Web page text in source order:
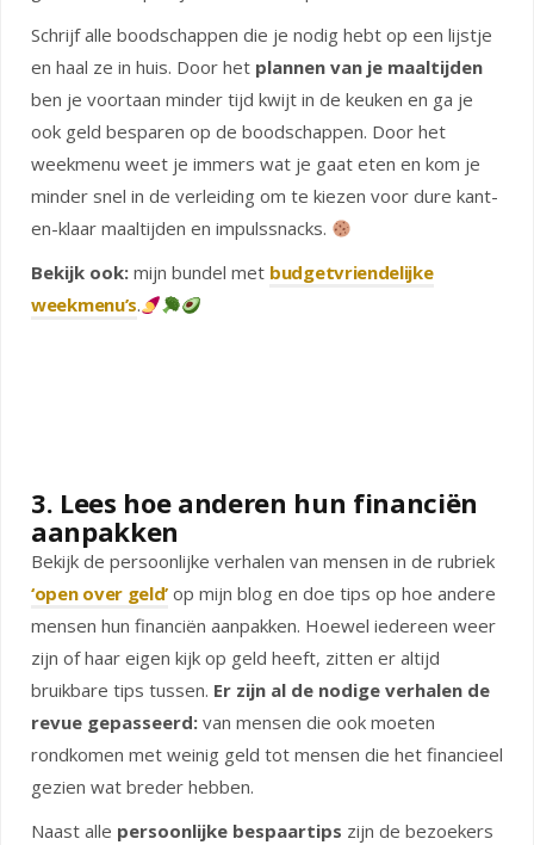
Schrijf alle boodschappen die je nodig hebt op een lijstje
en haal ze in huis. Door het plannen van je maaltijden
ben je voortaan minder tijd kwijt in de keuken en ga je
ook geld besparen op de boodschappen. Door het
weekmenu weet je immers wat je gaat eten en kom je
minder snel in de verleiding om te kiezen voor dure kant-
en-klaar maaltijden en impulssnacks.
Bekijk ook: mijn bundel met budgetvriendelijke
weekmenu’s.
3. Lees hoe anderen hun financiën
aanpakken
Bekijk de persoonlijke verhalen van mensen in de rubriek
‘open over geld’ op mijn blog en doe tips op hoe andere
mensen hun financiën aanpakken. Hoewel iedereen weer
zijn of haar eigen kijk op geld heeft, zitten er altijd
bruikbare tips tussen. Er zijn al de nodige verhalen de
revue gepasseerd: van mensen die ook moeten
rondkomen met weinig geld tot mensen die het financieel
gezien wat breder hebben.
Naast alle persoonlijke bespaartips zijn de bezoekers